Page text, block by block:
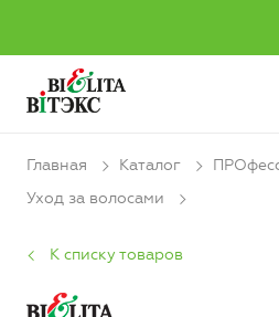
Главная Каталог
Уход за волосами
К списку товаров